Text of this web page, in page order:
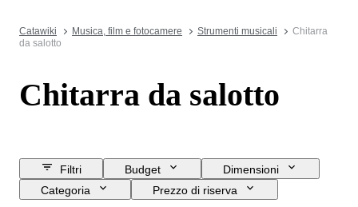
Catawiki Musica, film e fotocamere Strumenti musicali
Chitarra
da salotto
Chitarra da salotto
Filtri Budget
Dimensioni
Categoria
Prezzo di riserva